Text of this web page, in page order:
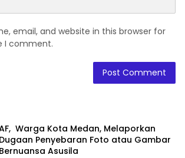
email, and website in this browser for
I comment.
Warga Kota Medan, Melaporkan
Dugaan Penyebaran Foto atau Gambar
Bernuansa Asusila